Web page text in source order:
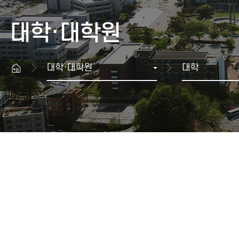
총장소개
인사말
약력
역대 교장/학장/총장
입학안내
대학
전체 학과 보기
인문대학
사회과학대학
자연과학대학
생명과학대학
공과대학
예술체육대학
치과대학
산학협력
통합정보시스템
학사일정
취업지원
해람문화관 이용안내
뉴스
공지사항
학사정보
장학정보
GWNU 뉴스
산학협력 뉴스
GWNU 카드뉴스
행사정보
대학·대학원
대학·대학원 대학